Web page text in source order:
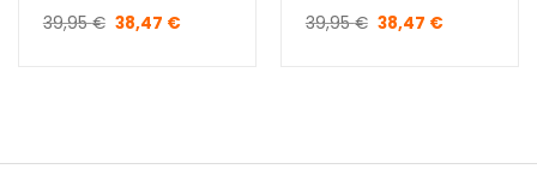
39,95€ Le
39,95 €.
38,47 €Le
38,47 €.
39,95€ Le
39,95 €.
38,47 €Le
38,47 €.